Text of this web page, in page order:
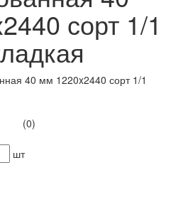
сорт 1/1
(0)
шт